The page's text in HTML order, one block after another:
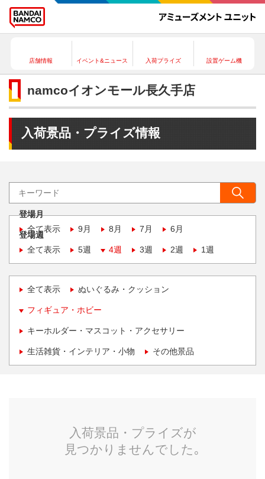
店舗情報 イベント&ニュース 入荷プライズ 設置ゲーム機
namcoイオンモール長久手店
入荷景品・プライズ情報
登場月
全て表示
9月 8月 7月 6月
登場週
全て表示
5週 4週 3週 2週 1週
全て表示 ぬいぐるみ・クッション
フィギュア・ホビー
キーホルダー・マスコット・アクセサリー
生活雑貨・インテリア・小物 その他景品